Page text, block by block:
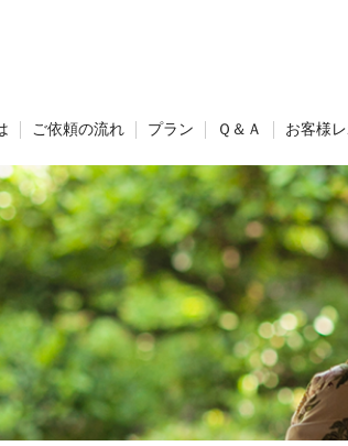
ご依頼の流れ プラン Ｑ＆Ａ お客様